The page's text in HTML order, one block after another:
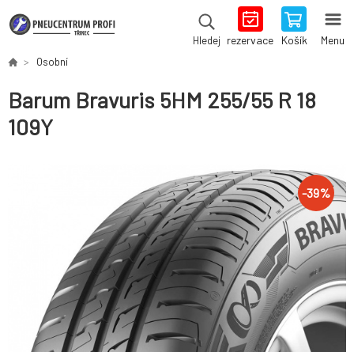
Hledej rezervace Košík Menu
Osobní
Barum Bravuris 5HM 255/55 R 18
109Y
-39%